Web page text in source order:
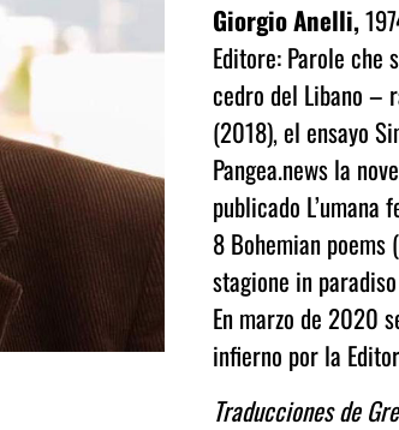
Giorgio Anelli,
Editore: Parole
cedro del Libano –
(2018), el ensayo
Pangea.news la
publicado L’umana
8 Bohemian poems
stagione in
En marzo de 2020
infierno por la
Traducciones de